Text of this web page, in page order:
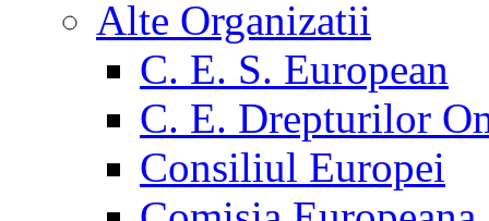
Alte Organizatii
C. E. S. European
C. E. Drepturilor
Consiliul Europei